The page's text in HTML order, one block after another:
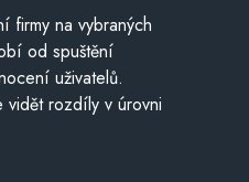
firmy na vybraných
od spuštění
uživatelů.
vidět rozdíly v úrovni